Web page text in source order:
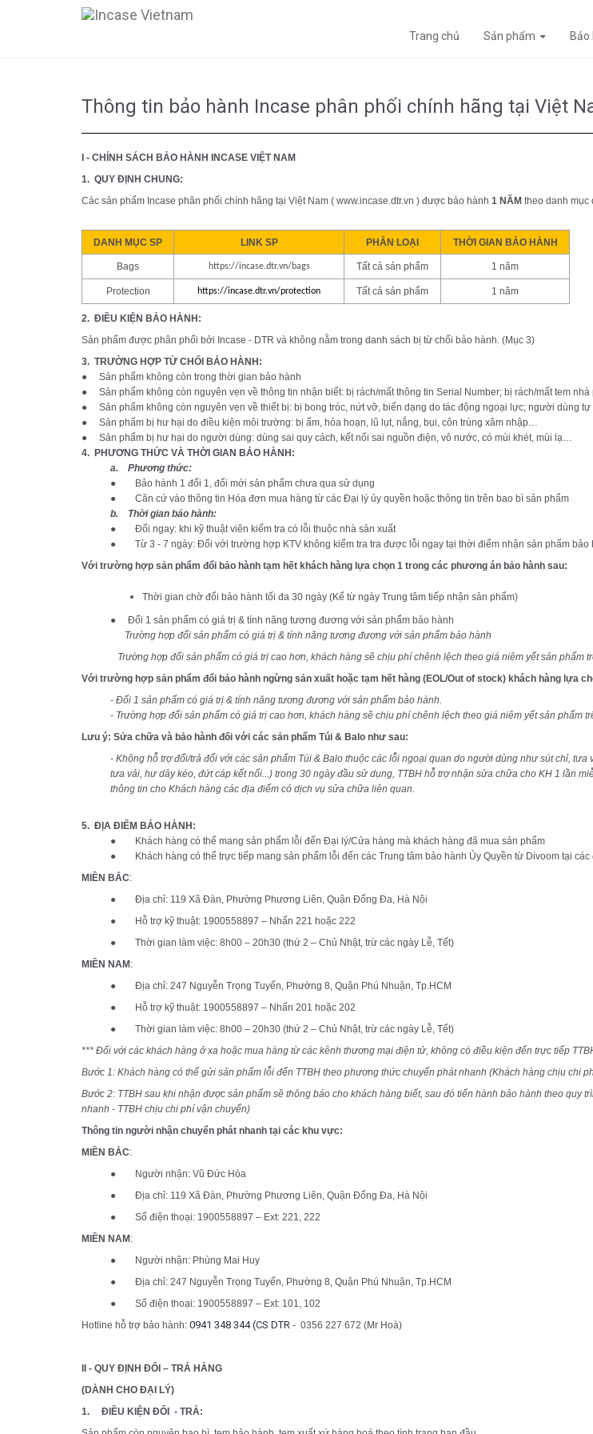
Trang chủ Sản phẩm Bảo
Thông tin bảo hành Incase phân phối chính hãng tại Việt
I - CHÍNH SÁCH BẢO HÀNH INCASE VIỆT NAM
1. QUY ĐỊNH CHUNG:
Các sản phẩm Incase phân phối chính hãng tại Việt Nam ( www.incase.dtr.vn ) được bảo hành 1 NĂM theo danh mục
DANH MỤC SP LINK SP PHÂN LOẠI THỜI GIAN BẢO HÀNH
Bags https://incase.dtr.vn/bags Tất cả sản phẩm 1 năm
Protection https://incase.dtr.vn/protection Tất cả sản phẩm 1 năm
2. ĐIỀU KIỆN BẢO HÀNH:
Sản phẩm được phân phối bởi Incase - DTR và không nằm trong danh sách bị từ chối bảo hành. (Mục 3)
3. TRƯỜNG HỢP TỪ CHỐI BẢO HÀNH:
● Sản phẩm không còn trong thời gian bảo hành
● Sản phẩm không còn nguyên vẹn về thông tin nhận biết: bị rách/mất thông tin Serial Number; bị rách/mất tem
● Sản phẩm không còn nguyên vẹn về thiết bị: bị bong tróc, nứt vỡ, biến dạng do tác động ngoại lực; người dùng
● Sản phẩm bị hư hại do điều kiện môi trường: bị ẩm, hỏa hoạn, lũ lụt, nắng, bụi, côn trùng xâm nhập…
● Sản phẩm bị hư hại do người dùng: dùng sai quy cách, kết nối sai nguồn điện, vô nước, có mùi khét, mùi lạ…
4. PHƯƠNG THỨC VÀ THỜI GIAN BẢO HÀNH:
a.
Phương thức:
● Bảo hành 1 đổi 1, đổi mới sản phẩm chưa qua sử dụng
● Căn cứ vào thông tin Hóa đơn mua hàng từ các Đại lý ủy quyền hoặc thông tin trên bao bì sản phẩm
b.
Thời gian bảo hành:
● Đổi ngay: khi kỹ thuật viên kiểm tra có lỗi thuộc nhà sản xuất
● Từ 3 - 7 ngày: Đối với trường hợp KTV không kiểm tra tra được lỗi ngay tại thời điểm nhận sản phẩm bảo
Với trường hợp sản phẩm đổi bảo hành tạm hết khách hàng lựa chọn 1 trong các phương án bảo hành sau:
Thời gian chờ đổi bảo hành tối đa 30 ngày (Kể từ ngày Trung tâm tiếp nhận sản phẩm)
● Đổi 1 sản phẩm có giá trị & tính năng tương đương với sản phẩm bảo hành
Trường hợp đổi sản phẩm có giá trị & tính năng tương đương với sản phẩm bảo hành
Trường hợp đổi sản phẩm có giá trị cao hơn, khách hàng sẽ chịu phí chênh lệch theo giá niêm yết sản phẩm
Với trường hợp sản phẩm đổi bảo hành ngừng sản xuất hoặc tạm hết hàng (EOL/Out of stock) khách hàng lựa
- Đổi 1 sản phẩm có giá trị & tính năng tương đương với sản phẩm bảo hành.
- Trường hợp đổi sản phẩm có giá trị cao hơn, khách hàng sẽ chịu phí chênh lệch theo giá niêm yết sản phẩm
Lưu ý: Sửa chữa và bảo hành đối với các sản phẩm Túi & Balo như sau:
- Không hỗ trợ đổi/trả đối với các sản phẩm Túi & Balo thuộc các lỗi ngoại quan do người dùng như sút chỉ,
tưa vải, hư dây kéo, đứt cáp kết nối...) trong 30 ngày đầu sử dụng, TTBH hỗ trợ nhận sửa chữa cho KH 1 lần
thông tin cho Khách hàng các địa điểm có dịch vụ sửa chữa liên quan.
5. ĐỊA ĐIỂM BẢO HÀNH:
● Khách hàng có thể mang sản phẩm lỗi đến Đại lý/Cửa hàng mà khách hàng đã mua sản phẩm
● Khách hàng có thể trực tiếp mang sản phẩm lỗi đến các Trung tâm bảo hành Ủy Quyền từ Divoom tại các
MIỀN BẮC:
● Địa chỉ: 119 Xã Đàn, Phường Phương Liên, Quận Đống Đa, Hà Nội
● Hỗ trợ kỹ thuật: 1900558897 – Nhấn 221 hoặc 222
● Thời gian làm việc: 8h00 – 20h30 (thứ 2 – Chủ Nhật, trừ các ngày Lễ, Tết)
MIỀN NAM :
● Địa chỉ: 247 Nguyễn Trọng Tuyển, Phường 8, Quận Phú Nhuận, Tp.HCM
● Hỗ trợ kỹ thuật: 1900558897 – Nhấn 201 hoặc 202
● Thời gian làm việc: 8h00 – 20h30 (thứ 2 – Chủ Nhật, trừ các ngày Lễ, Tết)
*** Đối với các khách hàng ở xa hoặc mua hàng từ các kênh thương mại điện tử, không có điều kiện đến trực tiếp
Bước 1: Khách hàng có thể gửi sản phẩm lỗi đến TTBH theo phương thức chuyển phát nhanh (Khách hàng chịu chi
Bước 2: TTBH sau khi nhận được sản phẩm sẽ thông báo cho khách hàng biết, sau đó tiến hành bảo hành theo quy
nhanh - TTBH chịu chi phí vận chuyển)
Thông tin người nhận chuyển phát nhanh tại các khu vực:
MIỀN BẮC:
● Người nhận: Vũ Đức Hòa
● Địa chỉ: 119 Xã Đàn, Phường Phương Liên, Quận Đống Đa, Hà Nội
● Số điện thoại: 1900558897 – Ext: 221, 222
MIỀN NAM :
● Người nhận: Phùng Mai Huy
● Địa chỉ: 247 Nguyễn Trọng Tuyển, Phường 8, Quận Phú Nhuận, Tp.HCM
● Số điện thoại: 1900558897 – Ext: 101, 102
Hotline hỗ trợ bảo hành: 0941 348 344 (CS DTR - 0356 227 672 (Mr Hoà)
II - QUY ĐỊNH ĐỔI – TRẢ HÀNG
(DÀNH CHO ĐẠI LÝ)
1.
ĐIỀU KIỆN ĐỔI - TRẢ: